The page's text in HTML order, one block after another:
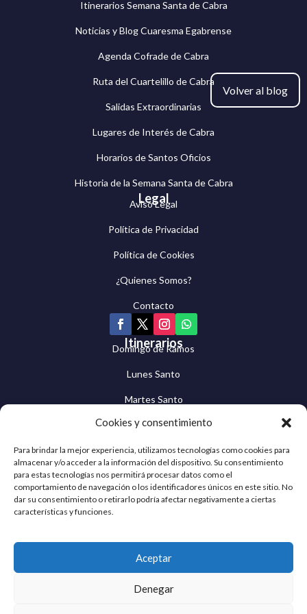
Cookies y consentimiento
Para brindar la mejor experiencia, utilizamos tecnologías como cookies para
almacenar y/o acceder a la información del dispositivo. Su consentimiento
para estas tecnologías nos permitirá procesar datos como el
comportamiento de navegación o los identificadores únicos en este sitio. No
dar su consentimiento o retirarlo podría afectar negativamente a ciertas
características y funciones.
Aceptar
Denegar
Volver al blog
Itinerarios Semana Santa de Cabra
Noticias y Blog Cuaresma Egabrense
Agenda Cofrade de Cabra
Ruta del Cuartelillo de Cabra
Salidas Extraordinarias
Lugares de Interés de Cabra
Horarios de Santos Oficios
Historia de la Semana Santa de Cabra
Legal
Aviso Legal
Política de Privacidad
Política de Cookies
¿Quienes Somos?
Contacto
Itinerarios
Domingo de Ramos
Lunes Santo
Martes Santo
Miércoles Santo
Jueves Santo
Viernes Santo
Sábado Santo
Cuaresma Egabrense © 2026 | Todos los derechos
reservados